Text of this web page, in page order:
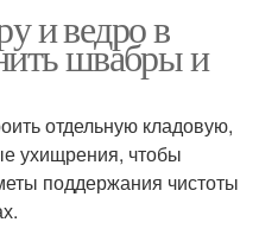
и ведро в
швабры и
отдельную кладовую,
ухищрения, чтобы
поддержания чистоты